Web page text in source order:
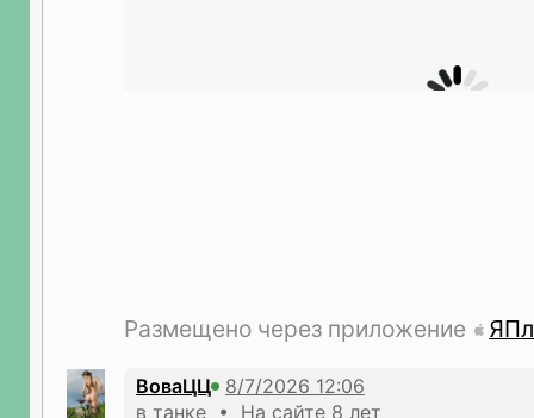
Размещено через приложение
ВоваЦЦ
в танке • На сайте 8 лет